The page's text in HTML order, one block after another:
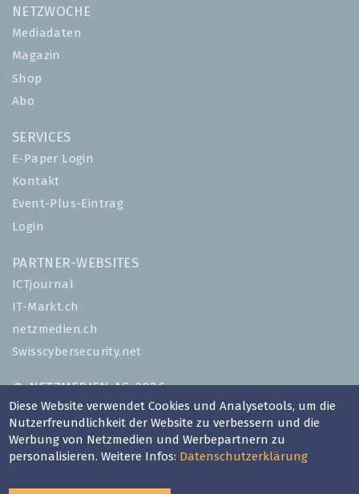
NETZWOCHE
Mediadaten
Magazin
Shop
Abo
SERVICES
E-Paper Login
Kontakt
Event-Plus-Eintrag
Login
PARTNER-WEBSITES
ICTjournal
IT-Markt.ch
netzmedien.ch
Swisscybersecurity.net
© NETZMEDIEN AG 2026
Impressum
AGB
Nutzungsbestimmungen
Diese Website verwendet Cookies und Analysetools, um die
Nutzerfreundlichkeit der Website zu verbessern und die
Werbung von Netzmedien und Werbepartnern zu
personalisieren. Weitere Infos: Datenschutzerklärung